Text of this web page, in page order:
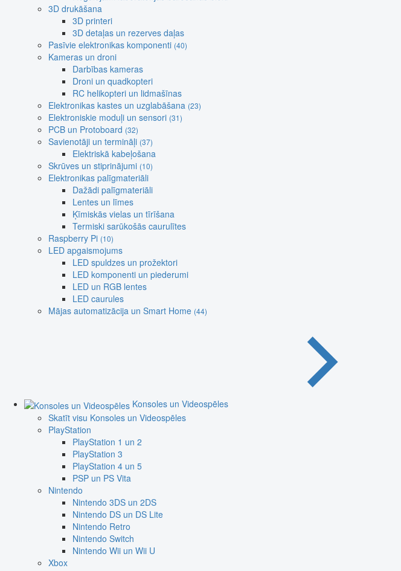
3D drukāšana
3D printeri
3D detaļas un rezerves daļas
Pasīvie elektronikas komponenti (40)
Kameras un droni
Darbības kameras
Droni un quadkopteri
RC helikopteri un lidmašīnas
Elektronikas kastes un uzglabāšana (23)
Elektroniskie moduļi un sensori (31)
PCB un Protoboard (32)
Savienotāji un termināļi (37)
Elektriskā kabeļošana
Skrūves un stiprinājumi (10)
Elektronikas palīgmateriāli
Dažādi palīgmateriāli
Lentes un līmes
Ķīmiskās vielas un tīrīšana
Termiski sarūkošās caurulītes
Raspberry Pi (10)
LED apgaismojums
LED spuldzes un prožektori
LED komponenti un piederumi
LED un RGB lentes
LED caurules
Mājas automatizācija un Smart Home (44)
Konsoles un Videospēles
Skatīt visu Konsoles un Videospēles
PlayStation
PlayStation 1 un 2
PlayStation 3
PlayStation 4 un 5
PSP un PS Vita
Nintendo
Nintendo 3DS un 2DS
Nintendo DS un DS Lite
Nintendo Retro
Nintendo Switch
Nintendo Wii un Wii U
Xbox